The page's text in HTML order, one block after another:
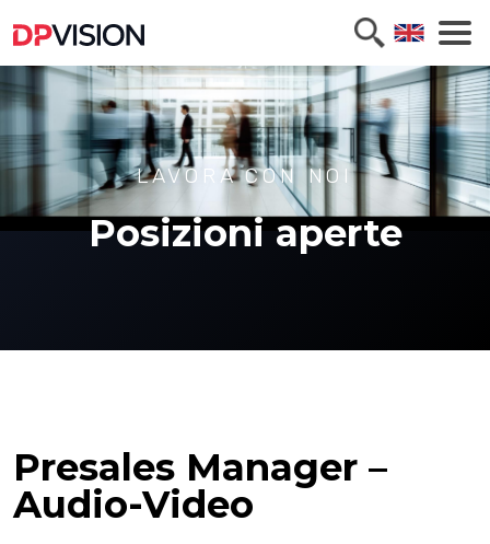
LAVORA CON NOI
Posizioni aperte
Presales Manager –
Audio-Video